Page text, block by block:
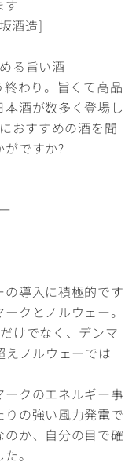
す
酒造]
る旨い酒
わり。旨くて高品
酒が数多く登場し
おすすめの酒を聞
がですか?
導入に積極的です
クとノルウェー。
けでなく、デンマ
ノルウェーでは
クのエネルギー事
の強い風力発電で
か、自分の目で確
。